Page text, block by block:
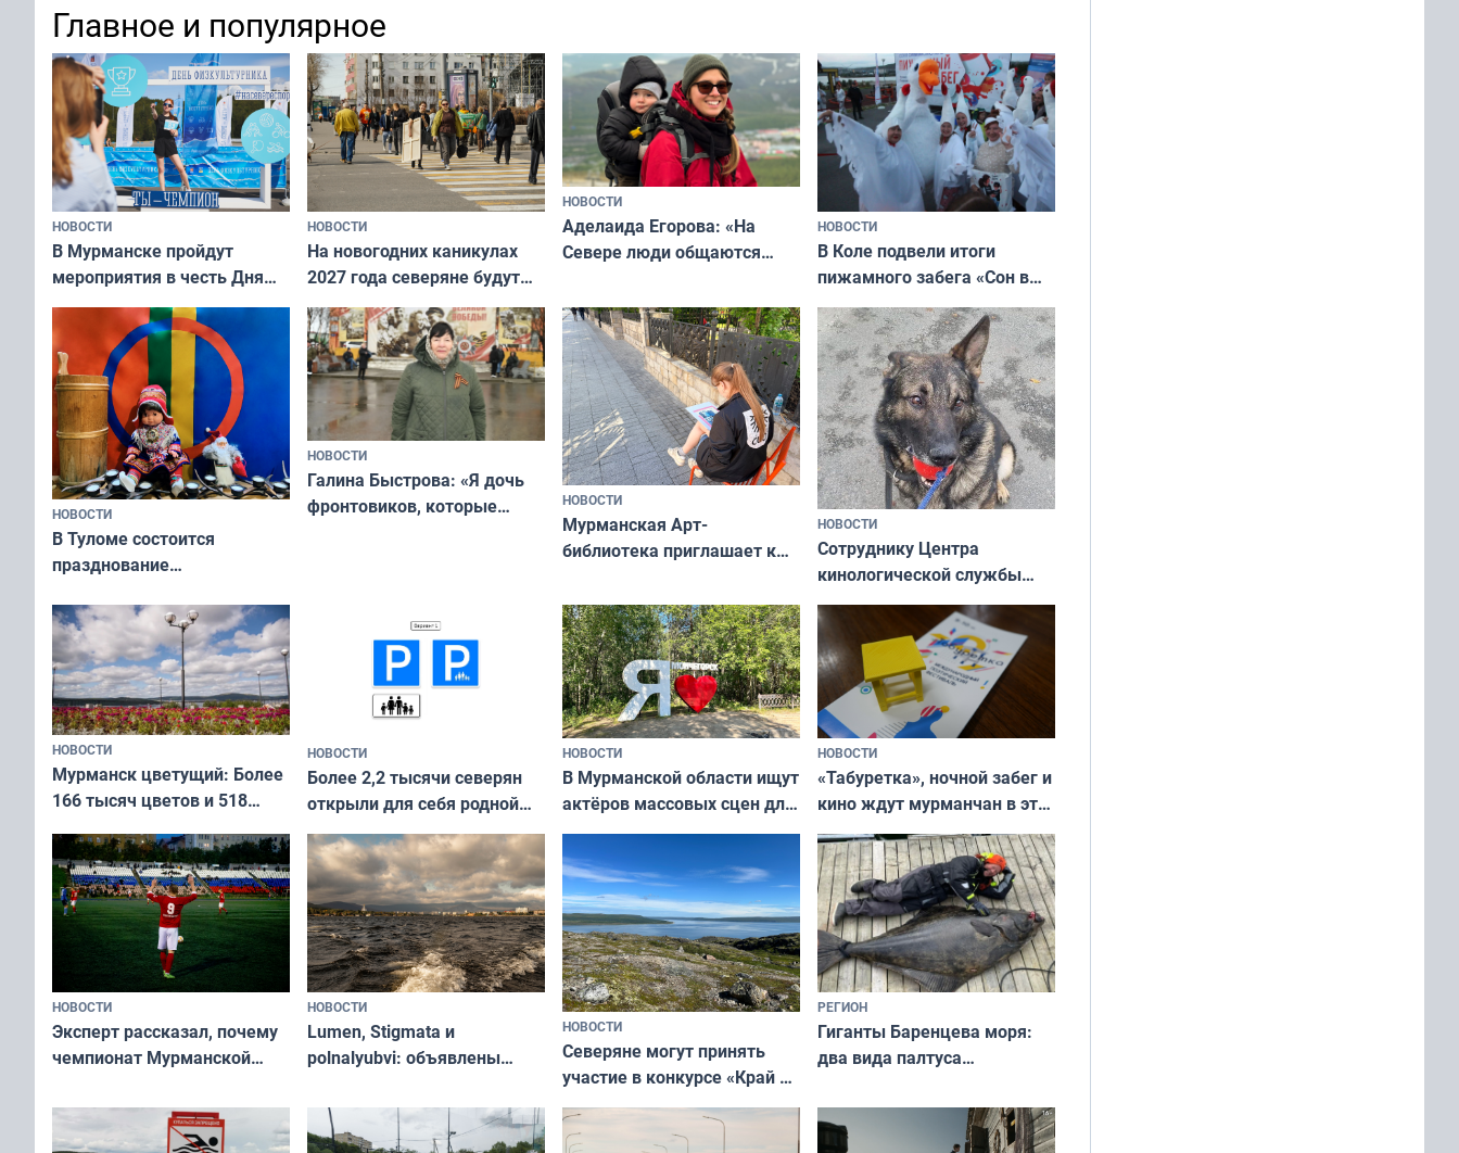
Главное и популярное
НОВОСТИ
В Мурманске пройдут
мероприятия в честь Дня
физкультурника
НОВОСТИ
На новогодних каникулах
2027 года северяне будут
отдыхать 11 дней
НОВОСТИ
Аделаида Егорова: «На
Севере люди общаются
а потому что
ты им интересен»
НОВОСТИ
В Коле подвели итоги
пижамного забега «Сон в
Олимпийскую ночь»
НОВОСТИ
В Туломе состоится
празднование
коренных народов мира
НОВОСТИ
Галина Быстрова: «Я дочь
фронтовиков, которые
НОВОСТИ
Мурманская Арт-
библиотека приглашает к
и фотографов
НОВОСТИ
Сотруднику Центра
кинологической службы
ищут новый дом
НОВОСТИ
Мурманск цветущий: Более
166 тысяч цветов и 518
НОВОСТИ
Более 2,2 тысячи северян
открыли для себя родной
край в рамках проекта
«Туризм для своих»
НОВОСТИ
В Мурманской области ищут
актёров массовых сцен для
съёмок в
короткометражном фильме
НОВОСТИ
«Табуретка», ночной забег и
кино ждут мурманчан в эти
выходные
НОВОСТИ
Эксперт рассказал, почему
чемпионат Мурманской
незамеченным
НОВОСТИ
Lumen, Stigmata и
polnalyubvi: объявлены
«Имандра» в 2026 года
НОВОСТИ
Северяне могут принять
участие в конкурсе «Край у
северной границы: фотогид
по Печенгскому округу»
РЕГИОН
Гиганты Баренцева моря:
два вида палтуса